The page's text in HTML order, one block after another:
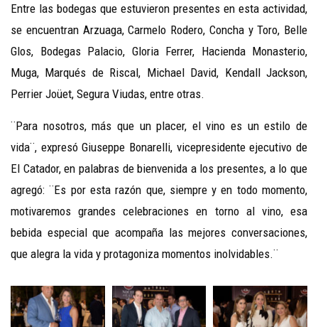
Entre las bodegas que estuvieron presentes en esta actividad,
se encuentran Arzuaga, Carmelo Rodero, Concha y Toro, Belle
Glos, Bodegas Palacio, Gloria Ferrer, Hacienda Monasterio,
Muga, Marqués de Riscal, Michael David, Kendall Jackson,
Perrier Joüet, Segura Viudas, entre otras.
¨Para nosotros, más que un placer, el vino es un estilo de
vida¨, expresó Giuseppe Bonarelli, vicepresidente ejecutivo de
El Catador, en palabras de bienvenida a los presentes, a lo que
agregó: ¨Es por esta razón que, siempre y en todo momento,
motivaremos grandes celebraciones en torno al vino, esa
bebida especial que acompaña las mejores conversaciones,
que alegra la vida y protagoniza momentos inolvidables.¨